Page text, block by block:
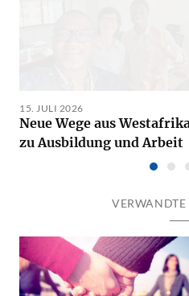
15. JULI 2026
Neue Wege aus
zu Ausbildung und Arbeit
VERWANDTE